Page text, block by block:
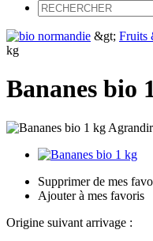
&gt; Fruits
kg
Bananes bio
Supprimer de mes
Ajouter à mes favoris
Origine suivant arrivage :